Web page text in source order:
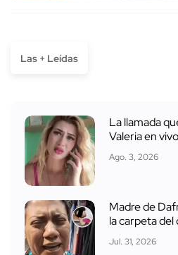
Las + Leídas
La llamada
Valeria en vivo
Ago. 3, 2026
Madre de
la carpeta del
Jul. 31, 2026